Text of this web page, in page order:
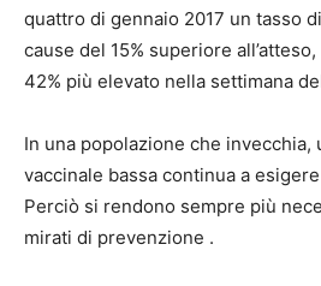
quattro di gennaio 2017 un tasso
cause del 15% superiore
42% più elevato nella settimana
In una popolazione che invecchia,
vaccinale bassa continua a
Perciò si rendono sempre più
mirati di prevenzione .